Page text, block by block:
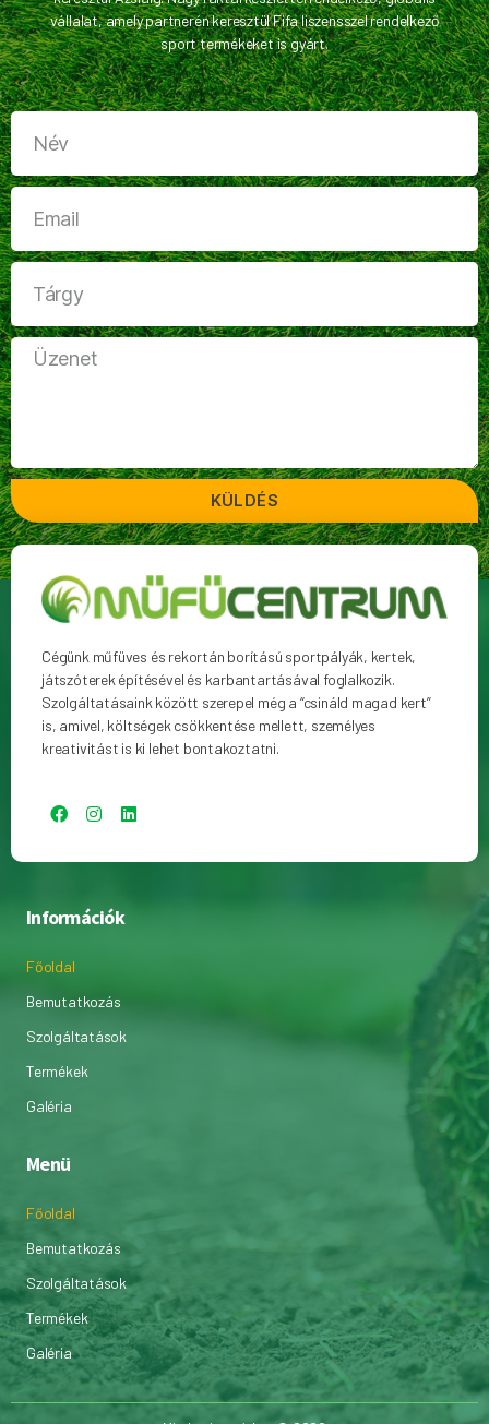
vállalat, amely partnerén keresztül Fifa liszensszel rendelkező
sport termékeket is gyárt.
KÜLDÉS
Cégünk műfüves és rekortán borítású sportpályák, kertek,
játszóterek építésével és karbantartásával foglalkozik.
Szolgáltatásaink között szerepel még a “csináld magad kert”
is, amivel, költségek csökkentése mellett, személyes
kreativitást is ki lehet bontakoztatni.
Információk
Főoldal
Bemutatkozás
Szolgáltatások
Termékek
Galéria
Menü
Főoldal
Bemutatkozás
Szolgáltatások
Termékek
Galéria